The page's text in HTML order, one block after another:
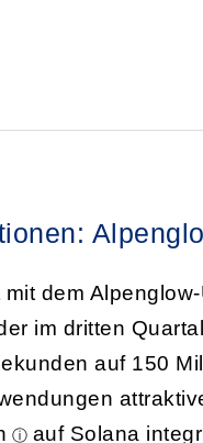
mit dem
im dritten
auf 150
auf Solana